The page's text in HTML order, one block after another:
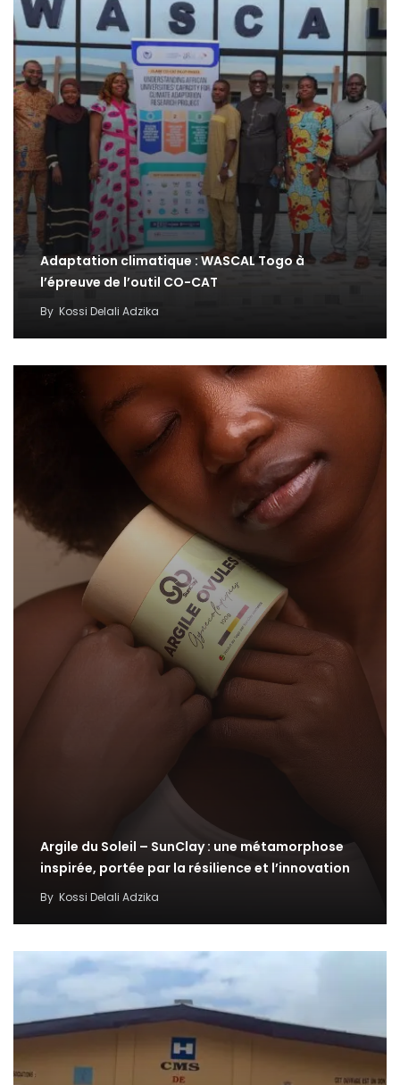
Adaptation climatique : WASCAL Togo à
l’épreuve de l’outil CO-CAT
By Kossi Delali Adzika
Argile du Soleil – SunClay : une métamorphose
inspirée, portée par la résilience et l’innovation
By Kossi Delali Adzika